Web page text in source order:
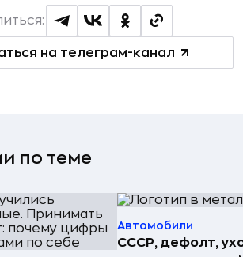
на телеграм-канал
по теме
Автомобили
СССР, дефолт,